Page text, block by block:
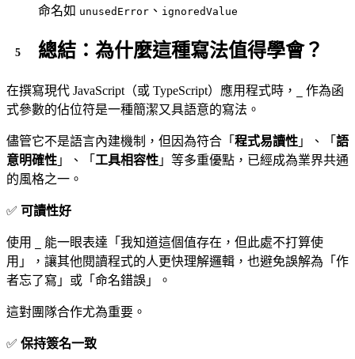
命名如 unusedError 、 ignoredValue
總結：為什麼這種寫法值得學會？
在撰寫現代 JavaScript（或 TypeScript）應用程式時，
作為函
式參數的佔位符是一種簡潔又具語意的寫法。
儘管它不是語言內建機制，但因為符合「 程式易讀性 」、「 語
意明確性 」、「 工具相容性 」等多重優點，已經成為業界共通
的風格之一。
✅ 可讀性好
使用
能一眼表達「我知道這個值存在，但此處不打算使
用」，讓其他閱讀程式的人更快理解邏輯，也避免誤解為「作
者忘了寫」或「命名錯誤」。
這對團隊合作尤為重要。
✅ 保持簽名一致